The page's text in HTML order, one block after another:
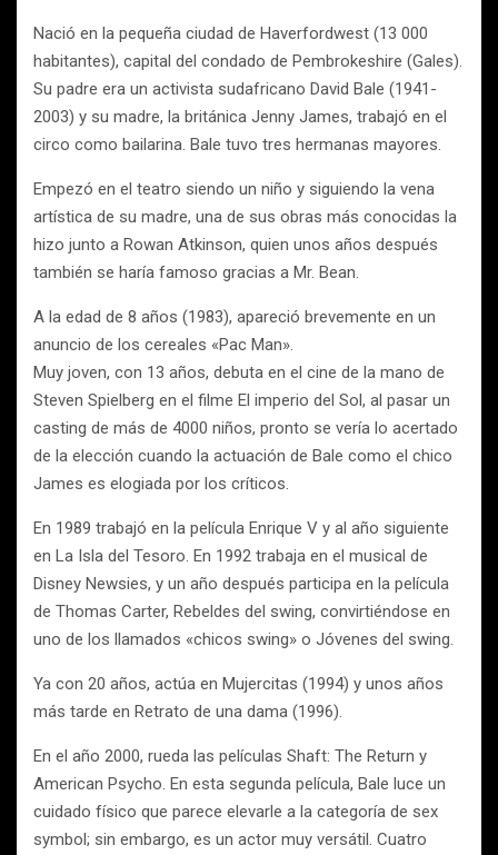
Nació en la pequeña ciudad de Haverfordwest (13 000
habitantes), capital del condado de Pembrokeshire (Gales).
Su padre era un activista sudafricano David Bale (1941-
2003) y su madre, la británica Jenny James, trabajó en el
circo como bailarina. Bale tuvo tres hermanas mayores.
Empezó en el teatro siendo un niño y siguiendo la vena
artística de su madre, una de sus obras más conocidas la
hizo junto a Rowan Atkinson, quien unos años después
también se haría famoso gracias a Mr. Bean.
A la edad de 8 años (1983), apareció brevemente en un
anuncio de los cereales «Pac Man».
Muy joven, con 13 años, debuta en el cine de la mano de
Steven Spielberg en el filme El imperio del Sol, al pasar un
casting de más de 4000 niños, pronto se vería lo acertado
de la elección cuando la actuación de Bale como el chico
James es elogiada por los críticos.
En 1989 trabajó en la película Enrique V y al año siguiente
en La Isla del Tesoro. En 1992 trabaja en el musical de
Disney Newsies, y un año después participa en la película
de Thomas Carter, Rebeldes del swing, convirtiéndose en
uno de los llamados «chicos swing» o Jóvenes del swing.
Ya con 20 años, actúa en Mujercitas (1994) y unos años
más tarde en Retrato de una dama (1996).
En el año 2000, rueda las películas Shaft: The Return y
American Psycho. En esta segunda película, Bale luce un
cuidado físico que parece elevarle a la categoría de sex
symbol; sin embargo, es un actor muy versátil. Cuatro